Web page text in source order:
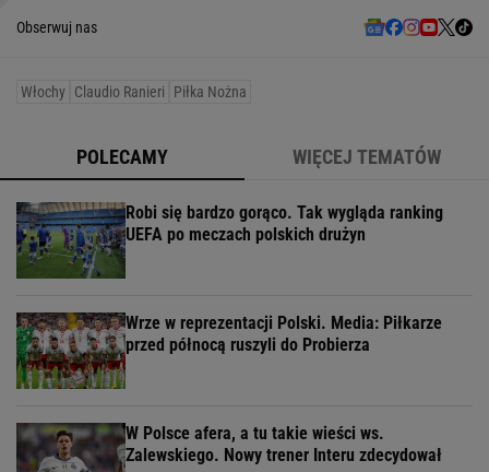
Obserwuj nas
Włochy Claudio Ranieri Piłka Nożna
POLECAMY WIĘCEJ TEMATÓW
Robi się bardzo gorąco. Tak wygląda ranking
UEFA po meczach polskich drużyn
Wrze w reprezentacji Polski. Media: Piłkarze
przed północą ruszyli do Probierza
W Polsce afera, a tu takie wieści ws.
Zalewskiego. Nowy trener Interu zdecydował